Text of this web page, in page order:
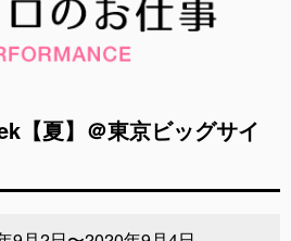
【夏】＠東京ビッグサイ